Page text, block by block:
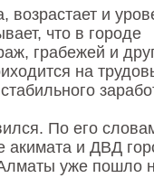
возрастает и
что в городе
грабежей и
на
По его
акимата и ДВД
уже пошло